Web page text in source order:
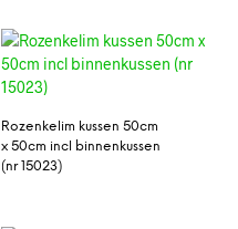
Rozenkelim kussen 50cm
x 50cm incl binnenkussen
(nr 15023)